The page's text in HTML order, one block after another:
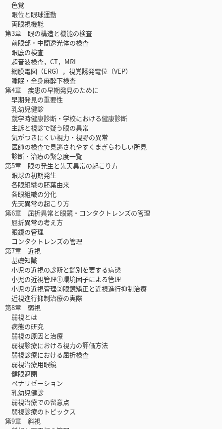
色覚
眼位と眼球運動
両眼視機能
第3章 眼の構造と機能の検査
前眼部・中間透光体の検査
眼底の検査
超音波検査，CT，MRI
網膜電図（ERG），視覚誘発電位（VEP）
睡眠・全身麻酔下検査
第4章 疾患の早期発見のために
早期発見の重要性
乳幼児健診
就学時健康診断・学校における健康診断
主訴と視診で疑う眼の異常
気がつきにくい視力・視野の異常
医師の検査で見逃されやすくまぎらわしい所見
診断・治療の緊急度一覧
第5章 眼の発生と先天異常の起こり方
眼球の初期発生
各眼組織の胚葉由来
各眼組織の分化
先天異常の起こり方
第6章 屈折異常と眼鏡・コンタクトレンズの管理
屈折異常の考え方
眼鏡の管理
コンタクトレンズの管理
第7章 近視
基礎知識
小児の近視の診断と鑑別を要する病態
小児の近視管理①環境因子による管理
小児の近視管理②眼鏡矯正と近視進行抑制治療
近視進行抑制治療の実際
第8章 弱視
弱視とは
病態の研究
弱視の原因と治療
弱視診療における視力の評価方法
弱視診療における屈折検査
弱視治療用眼鏡
健眼遮閉
ペナリゼーション
乳幼児健診
弱視治療での留意点
弱視診療のトピックス
第9章 斜視